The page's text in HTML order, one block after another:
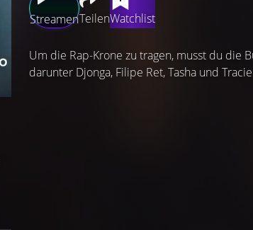
StreamenTeilenWatchlist
Um die Rap-Krone zu tragen, musst du die
darunter Djonga, Filipe Ret, Tasha und